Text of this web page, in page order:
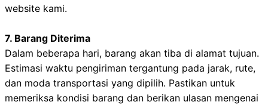
website kami.
7. Barang Diterima
Dalam beberapa hari, barang akan tiba di alamat tujuan.
Estimasi waktu pengiriman tergantung pada jarak, rute,
dan moda transportasi yang dipilih. Pastikan untuk
memeriksa kondisi barang dan berikan ulasan mengenai